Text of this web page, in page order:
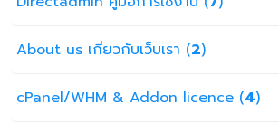
About us เกี่ยวกับเว็บเรา (2)
cPanel/WHM & Addon licence (4)